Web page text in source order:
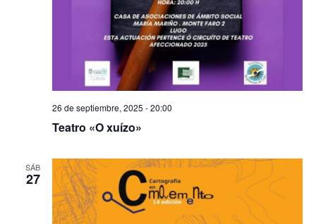
Teatro «O xuízo»
26 de septiembre, 2025 - 20:00
SÁB
27